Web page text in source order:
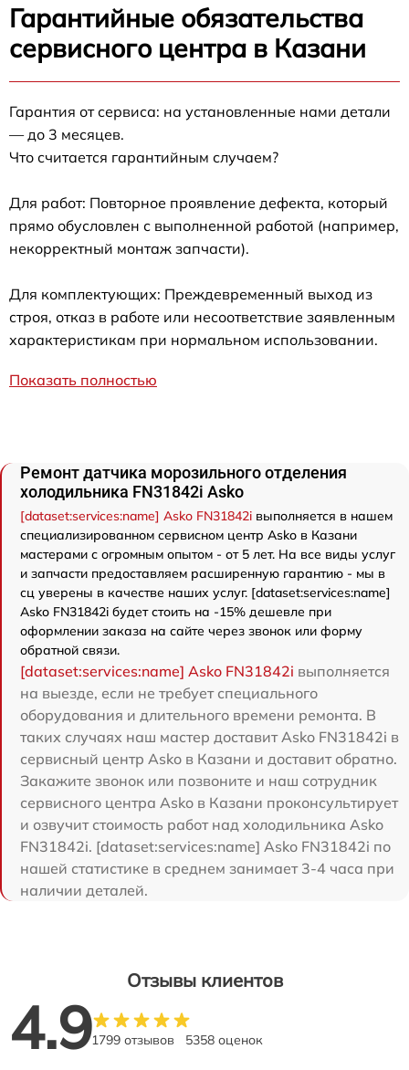
Гарантийные обязательства
сервисного центра в Казани
Гарантия от сервиса: на установленные нами детали
— до 3 месяцев.
Что считается гарантийным случаем?
Для работ: Повторное проявление дефекта, который
прямо обусловлен с выполненной работой (например,
некорректный монтаж запчасти).
Для комплектующих: Преждевременный выход из
строя, отказ в работе или несоответствие заявленным
характеристикам при нормальном использовании.
Показать полностью
Ремонт датчика морозильного отделения
холодильника FN31842i Asko
[dataset:services:name] Asko FN31842i выполняется в нашем
специализированном сервисном центр Asko в Казани
мастерами с огромным опытом - от 5 лет. На все виды услуг
и запчасти предоставляем расширенную гарантию - мы в
сц уверены в качестве наших услуг. [dataset:services:name]
Asko FN31842i будет стоить на -15% дешевле при
оформлении заказа на сайте через звонок или форму
обратной связи.
[dataset:services:name] Asko FN31842i выполняется
на выезде, если не требует специального
оборудования и длительного времени ремонта. В
таких случаях наш мастер доставит Asko FN31842i в
сервисный центр Asko в Казани и доставит обратно.
Закажите звонок или позвоните и наш сотрудник
сервисного центра Asko в Казани проконсультирует
и озвучит стоимость работ над холодильника Asko
FN31842i. [dataset:services:name] Asko FN31842i по
нашей статистике в среднем занимает 3-4 часа при
наличии деталей.
Отзывы клиентов
4.91799 отзывов 5358 оценок